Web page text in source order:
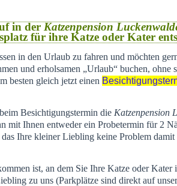
in der Katzenpension
für ihre Katze oder Kater
in den Urlaub zu fahren und möchten
und erholsamen „Urlaub“ buchen, ohne
besten gleich jetzt einen
Besichtigungstermin die Katzenpension
mit Ihnen entweder ein Probetermin für 2
Ihre kleiner Liebling keine Problem
ist, an dem Sie Ihre Katze oder
zu uns (Parkplätze sind direkt auf